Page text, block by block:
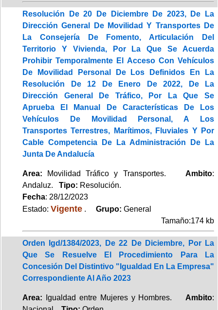
Resolución De 20 De Diciembre De 2023, De La
Dirección General De Movilidad Y Transportes De
La Consejería De Fomento, Articulación Del
Territorio Y Vivienda, Por La Que Se Acuerda
Prohibir Temporalmente El Acceso Con Vehículos
De Movilidad Personal De Los Definidos En La
Resolución De 12 De Enero De 2022, De La
Dirección General De Tráfico, Por La Que Se
Aprueba El Manual De Características De Los
Vehículos De Movilidad Personal, A Los
Transportes Terrestres, Marítimos, Fluviales Y Por
Cable Competencia De La Administración De La
Junta De Andalucía
Area: Movilidad Tráfico y Transportes. Ambito:
Andaluz. Tipo: Resolución.
Fecha: 28/12/2023
Estado: Vigente . Grupo: General
Tamaño:174 kb
Orden Igd/1384/2023, De 22 De Diciembre, Por La
Que Se Resuelve El Procedimiento Para La
Concesión Del Distintivo "Igualdad En La Empresa"
Correspondiente Al Año 2023
Area: Igualdad entre Mujeres y Hombres. Ambito: